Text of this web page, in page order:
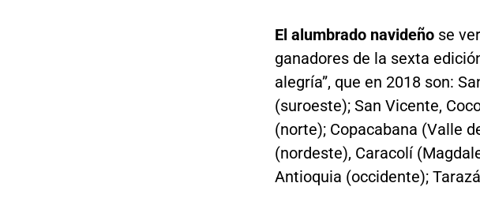
El alumbrado navideñose
ganadores de la sexta
alegría”, que en 2018 son:
(suroeste); San Vicente,
(norte); Copacabana (Valle
(nordeste), Caracolí
Antioquia (occidente);